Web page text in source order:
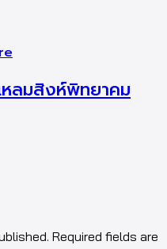
ลมสิงห์พิทยาคม
Required fields are